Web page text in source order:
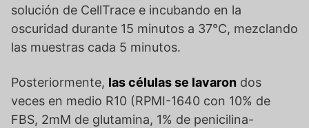
solución de CellTrace e incubando en la
oscuridad durante 15 minutos a 37°C, mezclando
las muestras cada 5 minutos.
Posteriormente, las células se lavaron dos
veces en medio R10 (RPMI-1640 con 10% de
FBS, 2mM de glutamina, 1% de penicilina-